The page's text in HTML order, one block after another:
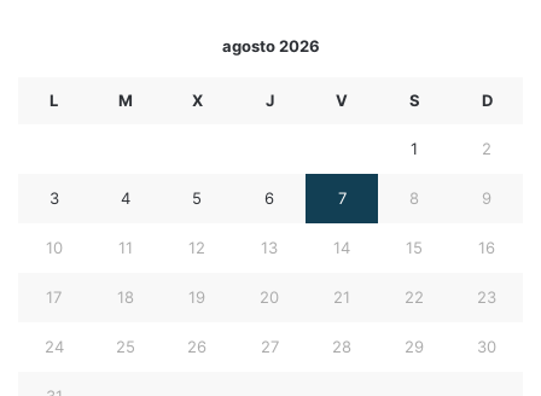
agosto 2026
L M X J V S D
1 2
3 4 5 6 7 8 9
10 11 12 13 14 15 16
17 18 19 20 21 22 23
24 25 26 27 28 29 30